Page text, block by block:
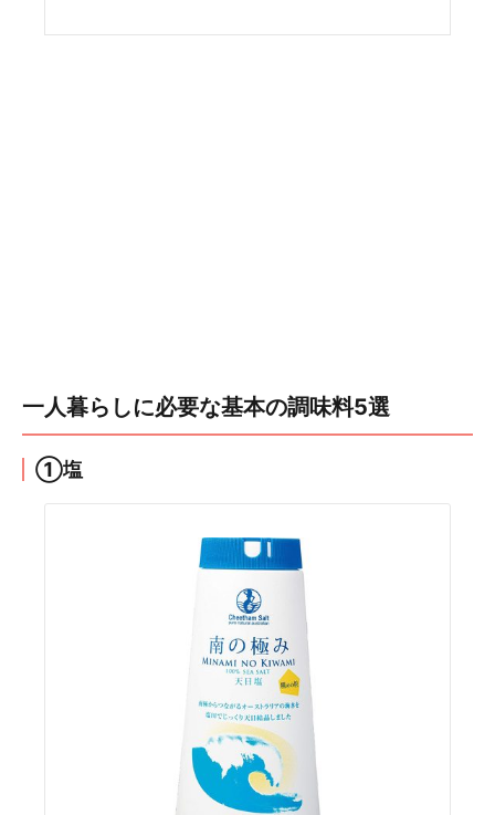
一人暮らしに必要な基本の調味料5選
①塩